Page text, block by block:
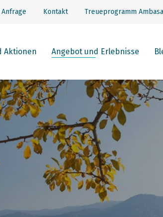
Kontakt Treueprogramm
Aktionen Angebot und Erlebnisse